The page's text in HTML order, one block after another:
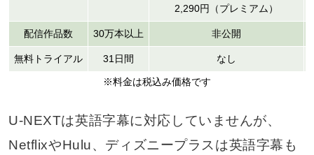
2,290円（プレミアム）
配信作品数 30万本以上 非公開
無料トライアル 31日間 なし
※料金は税込み価格です
U-NEXTは英語字幕に対応していませんが、
NetflixやHulu、ディズニープラスは英語字幕も